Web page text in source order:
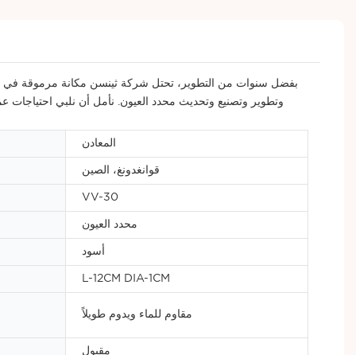
بفضل سنوات من التطوير، تحتل شركة ثينسن مكانة مرموقة في
وتطوير وتصنيع وتحديث محدد العيون. نأمل أن نلبي
المعادن
قوانغدونغ، الصين
VV-30
محدد العيون
أسود
L-12CM DIA-1CM
مقاوم للماء ويدوم طويلاً
مقبول